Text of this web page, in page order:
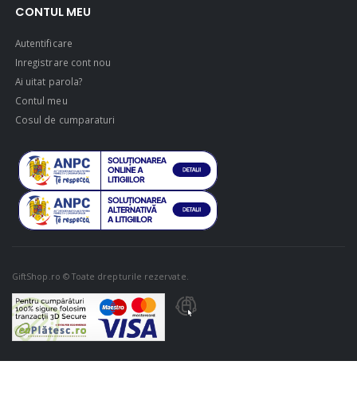
CONTUL MEU
Autentificare
Inregistrare cont nou
Ai uitat parola?
Contul meu
Cosul de cumparaturi
GiftShop.ro © Toate drepturile rezervate.